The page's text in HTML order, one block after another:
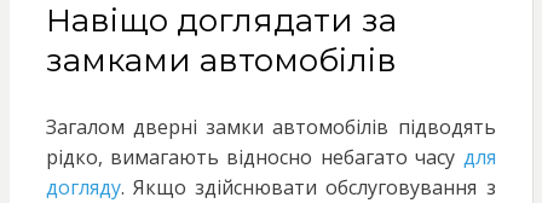
Навіщо доглядати за
замками автомобілів
Загалом дверні замки автомобілів підводять
рідко, вимагають відносно небагато часу для
догляду. Якщо здійснювати обслуговування з